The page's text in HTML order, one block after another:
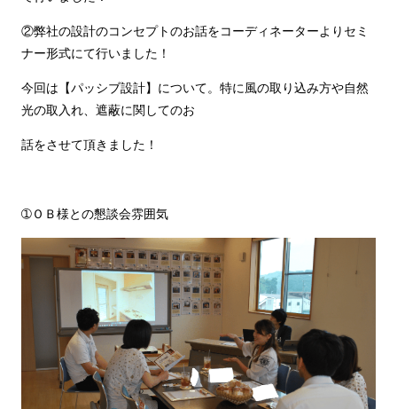
②弊社の設計のコンセプトのお話をコーディネーターよりセミ
ナー形式にて行いました！
今回は【パッシブ設計】について。特に風の取り込み方や自然
光の取入れ、遮蔽に関してのお
話をさせて頂きました！
➀ＯＢ様との懇談会雰囲気